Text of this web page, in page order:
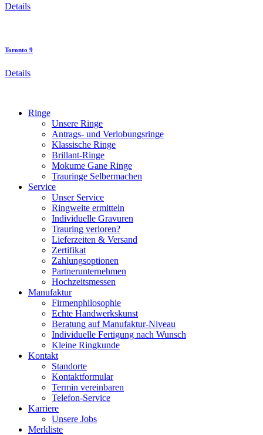
Details
Toronto 9
Details
Ringe
Unsere Ringe
Antrags- und Verlobungsringe
Klassische Ringe
Brillant-Ringe
Mokume Gane Ringe
Trauringe Selbermachen
Service
Unser Service
Ringweite ermitteln
Individuelle Gravuren
Trauring verloren?
Lieferzeiten & Versand
Zertifikat
Zahlungsoptionen
Partnerunternehmen
Hochzeitsmessen
Manufaktur
Firmenphilosophie
Echte Handwerkskunst
Beratung auf Manufaktur-Niveau
Individuelle Fertigung nach Wunsch
Kleine Ringkunde
Kontakt
Standorte
Kontaktformular
Termin vereinbaren
Telefon-Service
Karriere
Unsere Jobs
Merkliste